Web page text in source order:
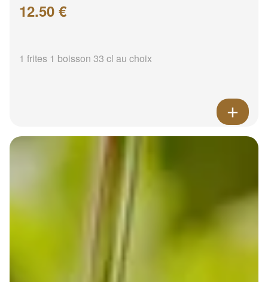
12.50 €
1 frites 1 boisson 33 cl au choix